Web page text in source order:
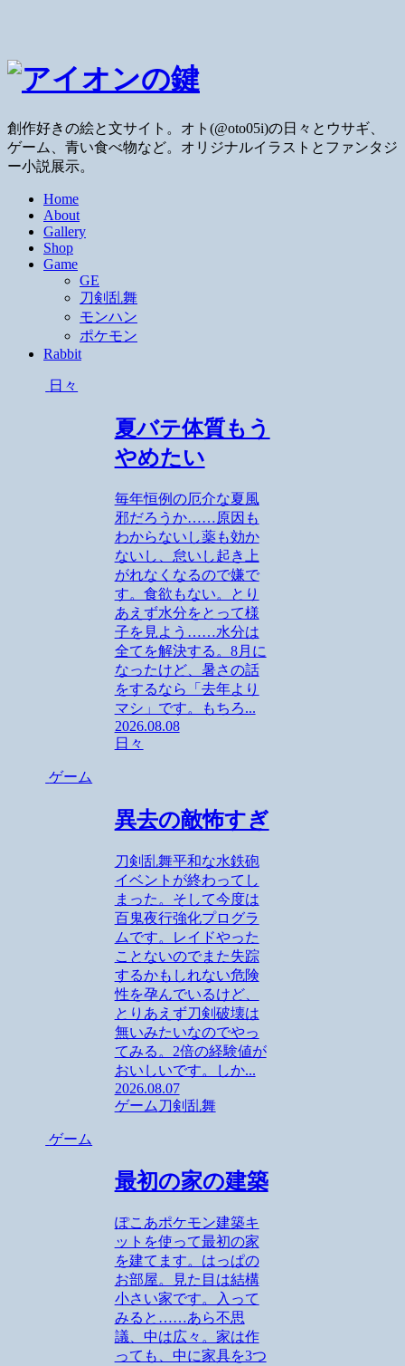
創作好きの絵と文サイト。オト(@oto05i)の日々とウサギ、
ゲーム、青い食べ物など。オリジナルイラストとファンタジ
ー小説展示。
Home
About
Gallery
Shop
Game
GE
刀剣乱舞
モンハン
ポケモン
Rabbit
日々
夏バテ体質もう
やめたい
毎年恒例の厄介な夏風
邪だろうか……原因も
わからないし薬も効か
ないし、怠いし起き上
がれなくなるので嫌で
す。食欲もない。とり
あえず水分をとって様
子を見よう……水分は
全てを解決する。8月に
なったけど、暑さの話
をするなら「去年より
マシ」です。もちろ...
2026.08.08
日々
ゲーム
異去の敵怖すぎ
刀剣乱舞平和な水鉄砲
イベントが終わってし
まった。そして今度は
百鬼夜行強化プログラ
ムです。レイドやった
ことないのでまた失踪
するかもしれない危険
性を孕んでいるけど、
とりあえず刀剣破壊は
無いみたいなのでやっ
てみる。2倍の経験値が
おいしいです。しか...
2026.08.07
ゲーム 刀剣乱舞
ゲーム
最初の家の建築
ぽこあポケモン建築キ
ットを使って最初の家
を建てます。はっぱの
お部屋。見た目は結構
小さい家です。入って
みると……あら不思
議、中は広々。家は作
っても、中に家具を3つ